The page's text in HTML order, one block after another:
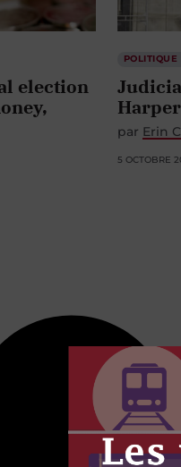
election
POLITIQUE
par Erin
5 OCTOBRE